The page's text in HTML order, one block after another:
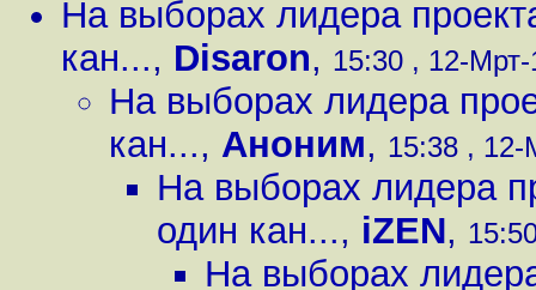
На выборах лидера
кан..., Disaron, 15:30 , 12-Мрт-
На выборах лидера
кан..., Аноним, 15:38 , 12-
На выборах лидера
один кан..., iZEN,
На выборах